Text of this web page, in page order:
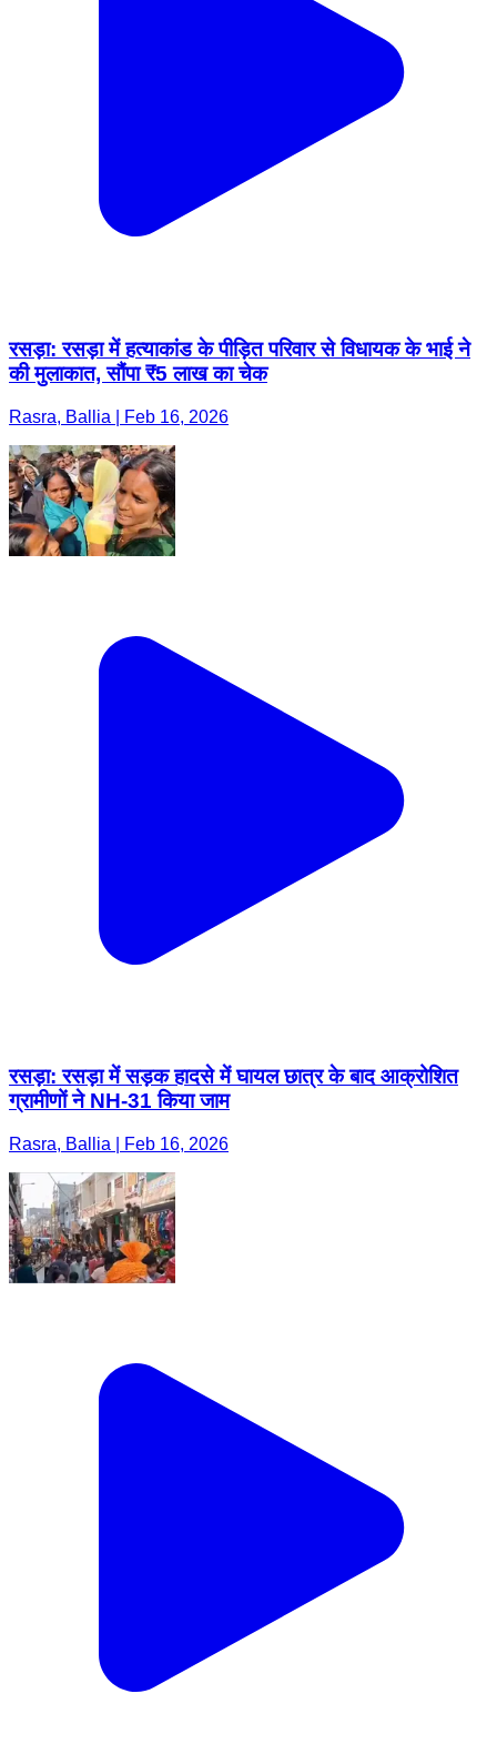
रसड़ा: रसड़ा में हत्याकांड के पीड़ित परिवार से विधायक के भाई ने
की मुलाकात, सौंपा ₹5 लाख का चेक
Rasra, Ballia | Feb 16, 2026
रसड़ा: रसड़ा में सड़क हादसे में घायल छात्र के बाद आक्रोशित
ग्रामीणों ने NH-31 किया जाम
Rasra, Ballia | Feb 16, 2026